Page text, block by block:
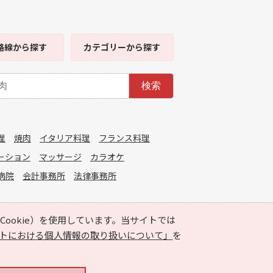
）を使用しています。当サイトでは
における個人情報の取り扱いについて」 を
線から探す カテゴリーから探す
検索
焼肉 イタリア料理
フランス料理
ション マッサージ
カラオケ
院 会計事務所 法律事務所